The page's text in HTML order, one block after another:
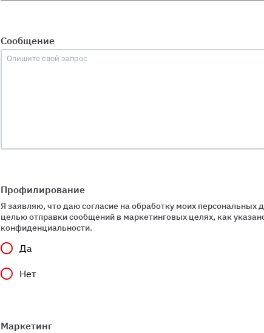
Сообщение
Профилирование
Я заявляю, что даю согласие на обработку моих персональных
целью отправки сообщений в маркетинговых целях, как
конфиденциальности.
Да
Нет
Маркетинг